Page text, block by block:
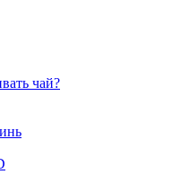
чай?